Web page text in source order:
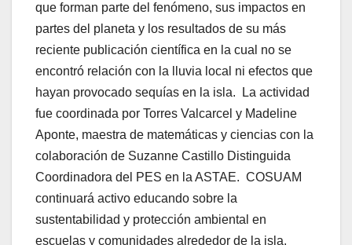
que forman parte del fenómeno, sus impactos en
partes del planeta y los resultados de su más
reciente publicación científica en la cual no se
encontró relación con la lluvia local ni efectos que
hayan provocado sequías en la isla. La actividad
fue coordinada por Torres Valcarcel y Madeline
Aponte, maestra de matemáticas y ciencias con la
colaboración de Suzanne Castillo Distinguida
Coordinadora del PES en la ASTAE. COSUAM
continuará activo educando sobre la
sustentabilidad y protección ambiental en
escuelas y comunidades alrededor de la isla.